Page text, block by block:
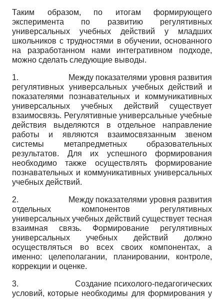
Таким образом, по итогам формирующего
эксперимента по развитию регулятивных
универсальных учебных действий у младших
школьников с трудностями в обучении, основанного
на разработанном нами интегративном подходе,
можно сделать следующие выводы.
1.
Между показателями уровня развития
регулятивных универсальных учебных действий и
показателями познавательных и коммуникативных
универсальных учебных действий существует
взаимосвязь. Регулятивные универсальные учебные
действия выделяются в отдельное направление
работы и являются взаимосвязанным звеном
системы метапредметных образовательных
результатов. Для их успешного формирования
необходимо также осуществлять формирование
познавательных и коммуникативных универсальных
учебных действий.
2.
Между показателями уровня развития
отдельных компонентов регулятивных
универсальных учебных действий существует тесная
взаимная связь. Формирование регулятивных
универсальных учебных действий должно
осуществляться во всех своих компонентах, а
именно: целеполагании, планировании, контроле,
коррекции и оценке.
3.Создание психолого-педагогических
условий, которые необходимы для формирования у